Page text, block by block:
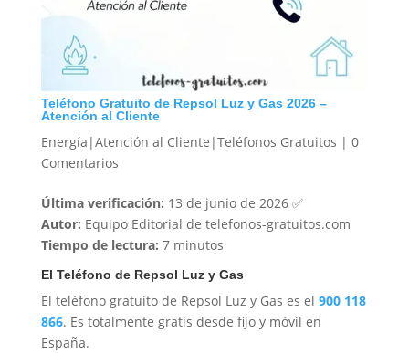
Teléfono Gratuito de Repsol Luz y Gas 2026 –
Atención al Cliente
Energía|Atención al Cliente|Teléfonos Gratuitos | 0
Comentarios
Última verificación: 13 de junio de 2026 ✅
Autor: Equipo Editorial de telefonos-gratuitos.com
Tiempo de lectura: 7 minutos
El Teléfono de Repsol Luz y Gas
El teléfono gratuito de Repsol Luz y Gas es el 900 118
866. Es totalmente gratis desde fijo y móvil en
España.